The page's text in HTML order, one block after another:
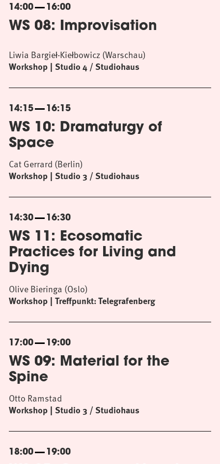
14:00 16:00
WS 08: Improvisation
Workshop Studio 4 / Studiohaus
Liwia Bargieł-Kiełbowicz (Warschau)
14:15 16:15
WS 10: Dramaturgy of
Space
Workshop Studio 3 / Studiohaus
Cat Gerrard (Berlin)
14:30 16:30
WS 11: Ecosomatic
Practices for Living and
Dying
Workshop Treffpunkt: Telegrafenberg
Olive Bieringa (Oslo)
17:00 19:00
WS 09: Material for the
Spine
Workshop Studio 3 / Studiohaus
Otto Ramstad
18:00 19:00